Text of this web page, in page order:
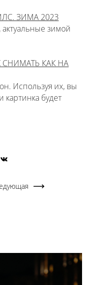
ЗИМА 2023
зимой
СНИМАТЬ КАК НА
Используя их, вы
картинка будет